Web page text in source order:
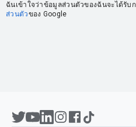
ฉันเข้าใจว่าข้อมูลส่วนตัวของฉันจะได้รับ
ส่วนตัวของ Google